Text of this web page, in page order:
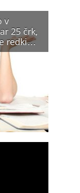
v
25 črk,
redki…